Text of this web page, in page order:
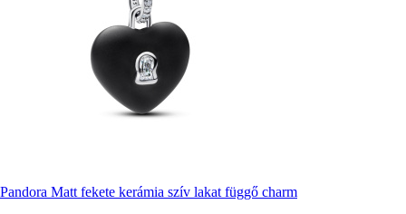
Pandora Matt fekete kerámia szív lakat függő charm